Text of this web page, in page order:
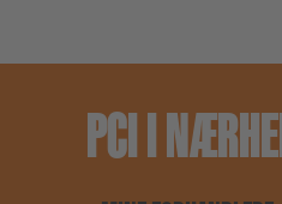
PCI I